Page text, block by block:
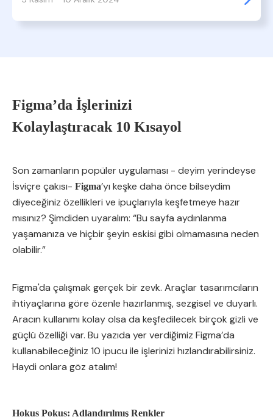
Figma’da İşlerinizi
Kolaylaştıracak 10 Kısayol
Son zamanların popüler uygulaması - deyim yerindeyse
İsviçre çakısı- Figma’yı keşke daha önce bilseydim
diyeceğiniz özellikleri ve ipuçlarıyla keşfetmeye hazır
mısınız? Şimdiden uyaralım: “Bu sayfa aydınlanma
yaşamanıza ve hiçbir şeyin eskisi gibi olmamasına neden
olabilir.”
Figma'da çalışmak gerçek bir zevk. Araçlar tasarımcıların
ihtiyaçlarına göre özenle hazırlanmış, sezgisel ve duyarlı.
Aracın kullanımı kolay olsa da keşfedilecek birçok gizli ve
güçlü özelliği var. Bu yazıda yer verdiğimiz Figma’da
kullanabileceğiniz 10 ipucu ile işlerinizi hızlandırabilirsiniz.
Haydi onlara göz atalım!
Hokus Pokus: Adlandırılmış Renkler